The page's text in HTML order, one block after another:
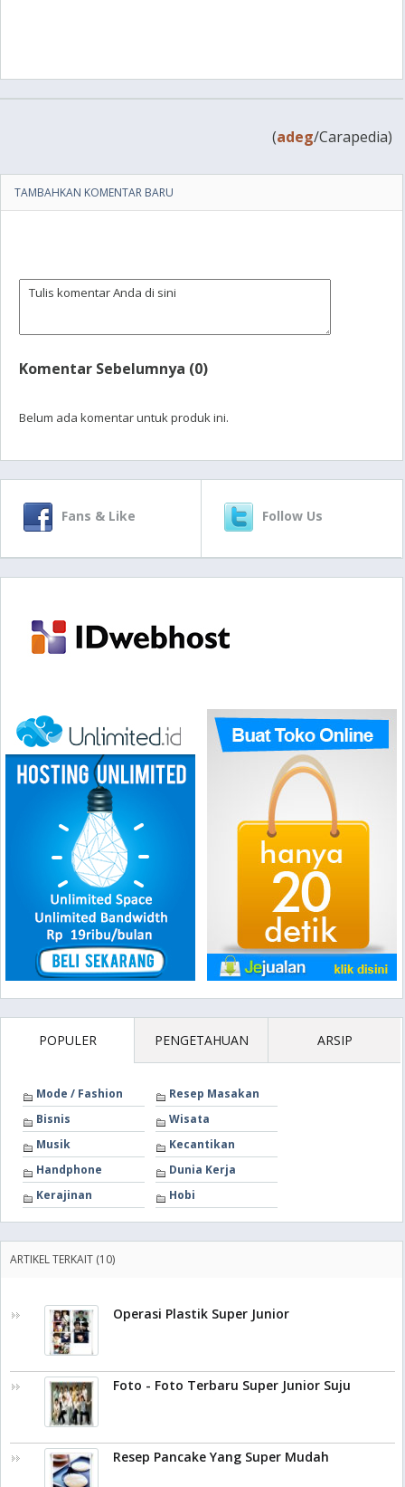
(adeg/Carapedia)
TAMBAHKAN KOMENTAR BARU
Komentar Sebelumnya (0)
Belum ada komentar untuk produk ini.
Fans & Like Follow Us
POPULER PENGETAHUAN ARSIP
Mode / Fashion
Resep Masakan
Bisnis
Wisata
Musik
Kecantikan
Handphone
Dunia Kerja
Kerajinan
Hobi
ARTIKEL TERKAIT (10)
Operasi Plastik Super Junior
Foto - Foto Terbaru Super Junior Suju
Resep Pancake Yang Super Mudah